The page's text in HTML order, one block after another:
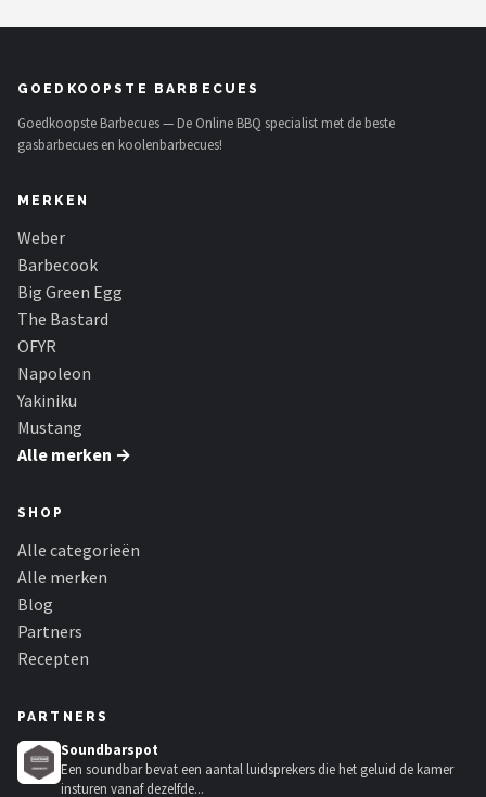
GOEDKOOPSTE BARBECUES
Goedkoopste Barbecues — De Online BBQ specialist met de beste
gasbarbecues en koolenbarbecues!
MERKEN
Weber
Barbecook
Big Green Egg
The Bastard
OFYR
Napoleon
Yakiniku
Mustang
Alle merken →
SHOP
Alle categorieën
Alle merken
Blog
Partners
Recepten
PARTNERS
Soundbarspot
Een soundbar bevat een aantal luidsprekers die het geluid de kamer
insturen vanaf dezelfde...